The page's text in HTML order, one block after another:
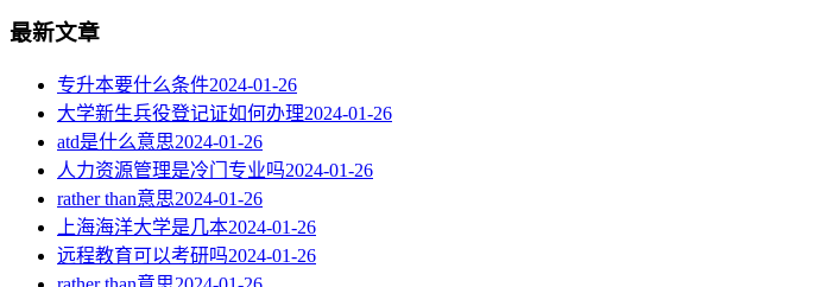
最新文章
专升本要什么条件2024-01-26
大学新生兵役登记证如何办理2024-01-26
atd是什么意思2024-01-26
人力资源管理是冷门专业吗2024-01-26
rather than意思2024-01-26
上海海洋大学是几本2024-01-26
远程教育可以考研吗2024-01-26